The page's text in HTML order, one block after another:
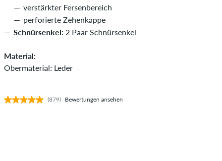
verstärkter Fersenbereich
perforierte Zehenkappe
Schnürsenkel: 2 Paar Schnürsenkel
Material:
Obermaterial: Leder
(879) Bewertungen ansehen